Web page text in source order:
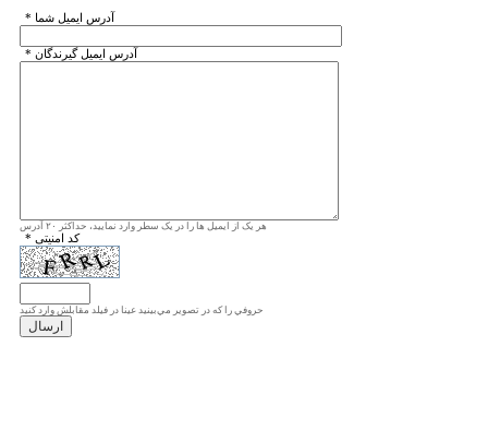
* آدرس ايميل شما
* آدرس ايميل گيرندگان
هر یک از ایمیل ها را در یک سطر وارد نمایید، حداکثر ۲۰ آدرس
* کد امنیتی
حروفي را كه در تصوير مي‌بينيد عينا در فيلد مقابلش وارد كنيد